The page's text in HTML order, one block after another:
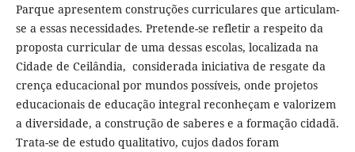
Parque apresentem construções curriculares que articulam-
se a essas necessidades. Pretende-se refletir a respeito da
proposta curricular de uma dessas escolas, localizada na
Cidade de Ceilândia, considerada iniciativa de resgate da
crença educacional por mundos possíveis, onde projetos
educacionais de educação integral reconheçam e valorizem
a diversidade, a construção de saberes e a formação cidadã.
Trata-se de estudo qualitativo, cujos dados foram